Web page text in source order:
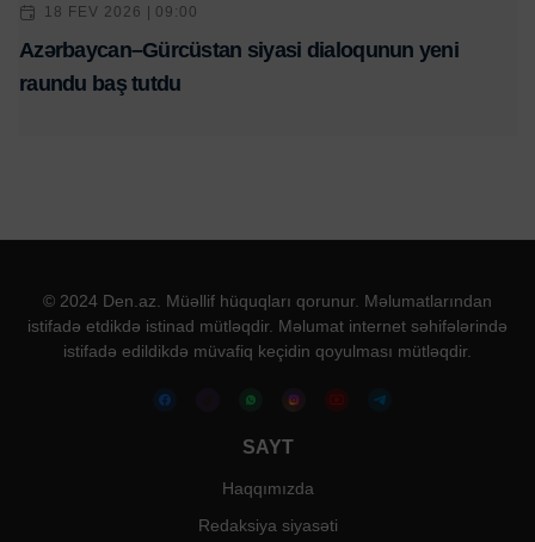
18 FEV 2026 | 09:00
Azərbaycan–Gürcüstan siyasi dialoqunun yeni
raundu baş tutdu
© 2024 Den.az. Müəllif hüquqları qorunur. Məlumatlarından
istifadə etdikdə istinad mütləqdir. Məlumat internet səhifələrində
istifadə edildikdə müvafiq keçidin qoyulması mütləqdir.
SAYT
Haqqımızda
Redaksiya siyasəti